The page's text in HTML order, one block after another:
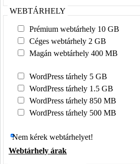
WEBTÁRHELY
Prémium webtárhely 10 GB
Céges webtárhely 2 GB
Magán webtárhely 400 MB
WordPress tárhely 5 GB
WordPress tárhely 1.5 GB
WordPress tárhely 850 MB
WordPress tárhely 500 MB
Nem kérek webtárhelyet!
Webtárhely árak